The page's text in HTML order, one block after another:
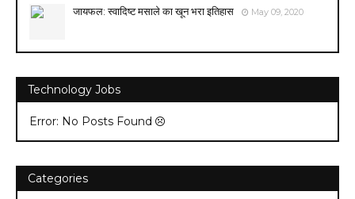
जायफल: स्वादिष्ट मसाले का खून भरा इतिहास May 09, 2020
Technology Jobs
Error: No Posts Found
Categories